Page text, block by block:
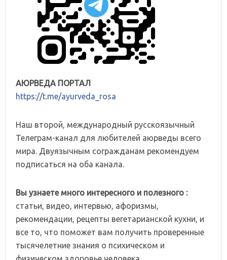
АЮРВЕДА ПОРТАЛ
https://t.me/ayurveda_rosa
Наш второй, международный русскоязычный
Телеграм-канал для любителей аюрведы всего
мира. Двуязычным согражданам рекомендуем
подписаться на оба канала.
Вы узнаете много интересного и полезного :
статьи, видео, интервью, афоризмы,
рекомендации, рецепты вегетарианской кухни, и
все то, что поможет вам получить проверенные
тысячелетние знания о психическом и